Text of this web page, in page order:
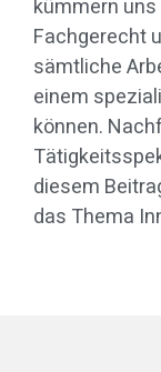
kümmern
Fachgerecht
sämtliche
einem
können.
diesem
das Thema